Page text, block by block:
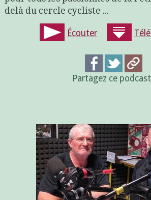
delà du cercle cycliste ...
Écouter
Partagez ce